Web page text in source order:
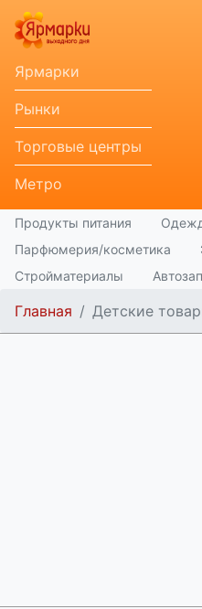
Ярмарки
Рынки
Торговые центры
Метро
Продукты питания
Парфюмерия/косметика
Стройматериалы
Главная Детские